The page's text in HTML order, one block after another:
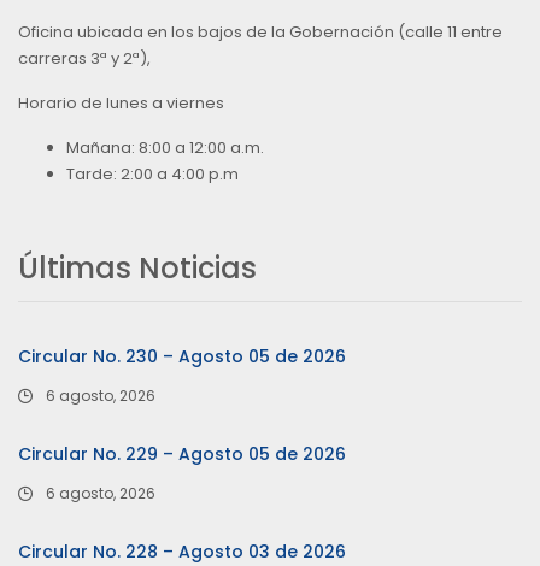
Oficina ubicada en los bajos de la Gobernación (calle 11 entre
carreras 3ª y 2ª),
Horario de lunes a viernes
Mañana: 8:00 a 12:00 a.m.
Tarde: 2:00 a 4:00 p.m
Últimas Noticias
Circular No. 230 – Agosto 05 de 2026
6 agosto, 2026
Circular No. 229 – Agosto 05 de 2026
6 agosto, 2026
Circular No. 228 – Agosto 03 de 2026